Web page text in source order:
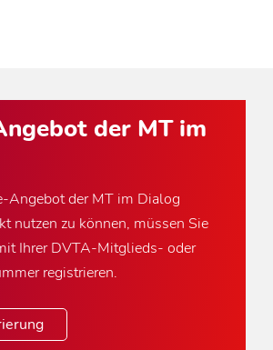
der MT im
Angebot der MT im Dialog
nutzen zu können, müssen Sie
Ihrer DVTA-Mitglieds- oder
registrieren.